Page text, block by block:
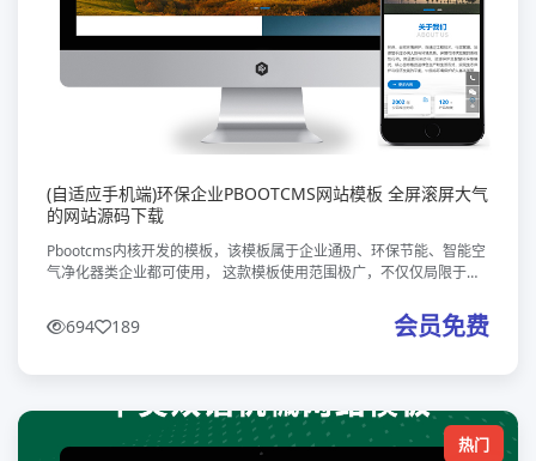
(自适应手机端)环保企业PBOOTCMS网站模板 全屏滚屏大气
的网站源码下载
Pbootcms内核开发的模板，该模板属于企业通用、环保节能、智能空
气净化器类企业都可使用， 这款模板使用范围极广，不仅仅局限于一
改，改完
694 189 会员免费
热门